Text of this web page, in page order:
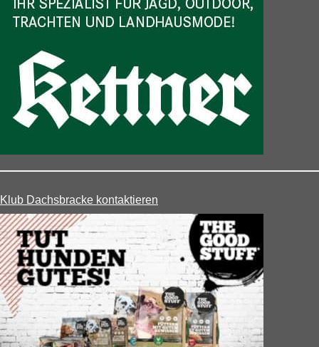
Klub Dachsbracke kontaktieren